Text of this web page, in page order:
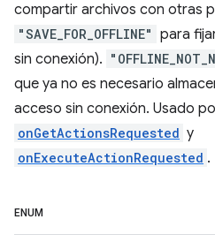
compartir archivos con otras
"SAVE_FOR_OFFLINE" para
sin conexión).
que ya no es necesario
acceso sin conexión. Usado
onGetActionsRequested y
onExecuteActionRequested .
ENUM